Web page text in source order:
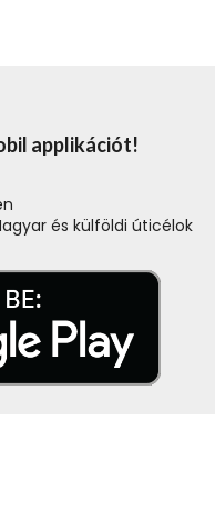
applikációt!
és külföldi úticélok